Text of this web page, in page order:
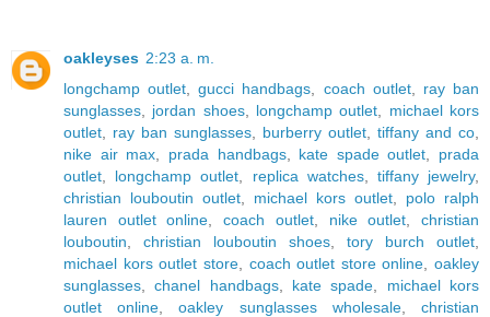
oakleyses 2:23 a. m.
longchamp outlet ,gucci handbags coach outlet, ray ban
sunglasses
jordan shoes, longchamp outlet
michael kors
outlet
ray ban sunglasses burberry outlet tiffany and co
nike air max
prada handbags, kate spade outlet
prada
outlet
longchamp outlet replica watches, tiffany jewelry,
christian louboutin outlet
michael kors outlet
polo ralph
lauren outlet online ,coach outlet, nike outlet ,christian
louboutin
christian louboutin shoes tory burch outlet
michael kors outlet store, coach outlet store online
oakley
sunglasses ,chanel handbags, kate spade
michael kors
outlet online ,oakley sunglasses wholesale,christian